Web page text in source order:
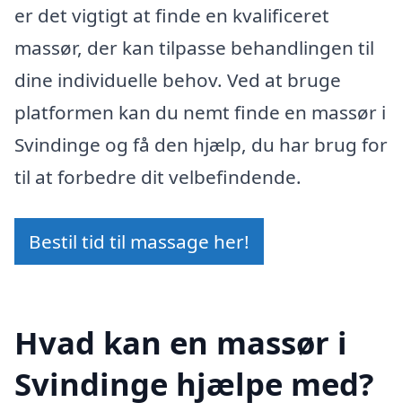
er det vigtigt at finde en kvalificeret
massør, der kan tilpasse behandlingen til
dine individuelle behov. Ved at bruge
platformen kan du nemt finde en massør i
Svindinge og få den hjælp, du har brug for
til at forbedre dit velbefindende.
Bestil tid til massage her!
Hvad kan en massør i
Svindinge hjælpe med?